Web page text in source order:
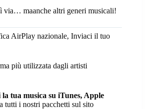
via… maanche altri generi musicali!
AirPlay nazionale, Inviaci il tuo
più utilizzata dagli artisti
la tua musica su iTunes, Apple
tutti i nostri pacchetti sul sito